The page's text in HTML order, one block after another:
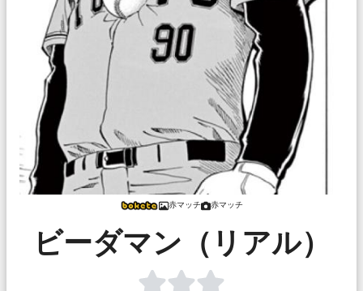
赤マッチ 赤マッチ
ビーダマン（リアル）